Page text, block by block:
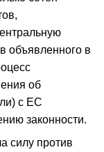
объявленного в
об
с ЕС
законности.
силу против